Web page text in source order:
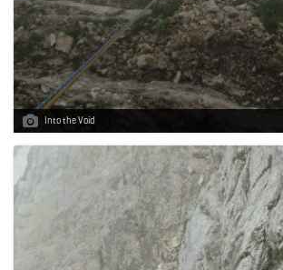
Into the Void